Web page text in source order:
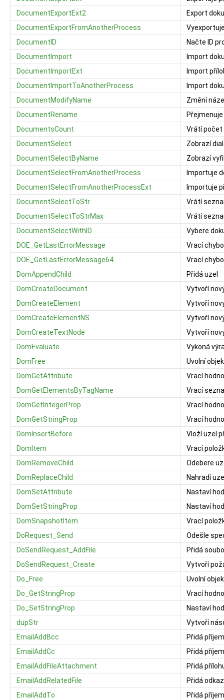
DocumentExportExt2
Export
DocumentExportFromAnotherProcess
DocumentID
Načte ID
DocumentImport
Import
DocumentImportExt
Import
DocumentImportToAnotherProcess
Import
DocumentModifyName
Změní
DocumentRename
DocumentsCount
Vrátí počet
DocumentSelect
Zobrazí
DocumentSelectByName
Zobrazí
DocumentSelectFromAnotherProcess
Importuje
DocumentSelectFromAnotherProcessExt
Importuje
DocumentSelectToStr
Vrátí
DocumentSelectToStrMax
Vrátí
DocumentSelectWithID
Vybere
DOE_GetLastErrorMessage
Vrací
DOE_GetLastErrorMessage64
Vrací
DomAppendChild
Přidá uzel
DomCreateDocument
Vytvoří
DomCreateElement
Vytvoří
DomCreateElementNS
Vytvoří
DomCreateTextNode
Vytvoří
DomEvaluate
Vykoná
DomFree
Uvolní
DomGetAttribute
Vrací
DomGetElementsByTagName
Vrací
DomGetIntegerProp
Vrací
DomGetStringProp
Vrací
DomInsertBefore
Vloží uzel
DomItem
Vrací
DomRemoveChild
Odebere
DomReplaceChild
Nahradí
DomSetAttribute
Nastaví
DomSetStringProp
Nastaví
DomSnapshotItem
Vrací
DoRequest_Send
Odešle
DoSendRequest_AddFile
Přidá
DoSendRequest_Create
Vytvoří
Do_Free
Uvolní
Do_GetStringProp
Vrací
Do_SetStringProp
Nastaví
dupStr
Vytvoří
EmailAddBcc
Přidá
EmailAddCc
Přidá
EmailAddFileAttachment
Přidá
EmailAddRelatedFile
Přidá
EmailAddTo
Přidá